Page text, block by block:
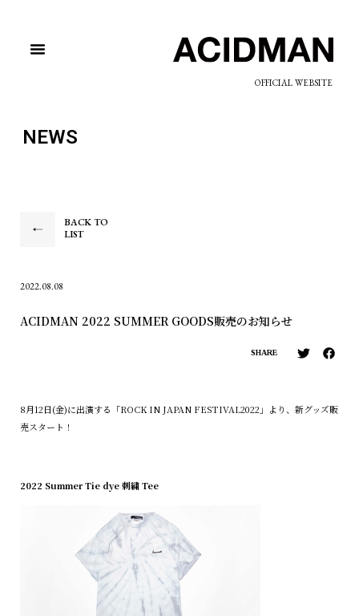
OFFICIAL WEBSITE
NEWS
BACK TO
LIST
2022.08.08
ACIDMAN 2022 SUMMER GOODS販売のお知らせ
SHARE
8月12日(金)に出演する「ROCK IN JAPAN FESTIVAL2022」より、新グッズ販
売スタート！
2022 Summer Tie dye 刺繍 Tee